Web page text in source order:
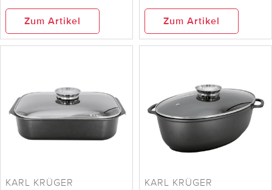
Zum Artikel Zum Artikel
KARL KRÜGER KARL KRÜGER